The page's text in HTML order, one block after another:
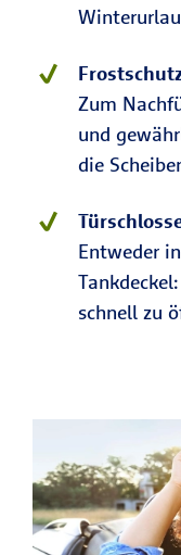
Zum
und
die
Entweder
schnell zu